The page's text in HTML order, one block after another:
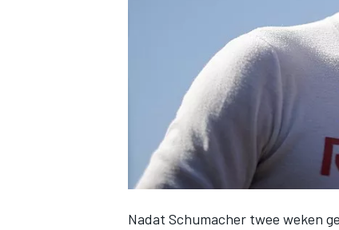
Nadat Schumacher twee weken